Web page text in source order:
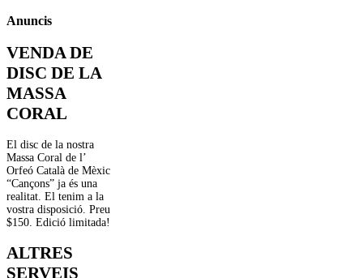
Anuncis
VENDA DE
DISC DE LA
MASSA
CORAL
El disc de la nostra
Massa Coral de l’
Orfeó Català de Mèxic
“Cançons” ja és una
realitat. El tenim a la
vostra disposició. Preu
$150. Edició limitada!
ALTRES
SERVEIS